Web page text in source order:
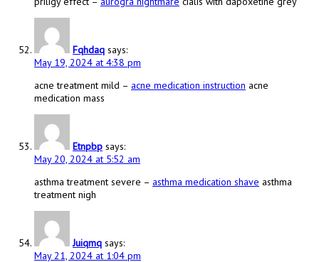
Fqhdaq says:
May 19, 2024 at 4:38 pm
acne treatment mild – acne medication instruction acne
medication mass
Etnpbp says:
May 20, 2024 at 5:52 am
asthma treatment severe – asthma medication shave asthma
treatment nigh
Juiqmq says:
May 21, 2024 at 1:04 pm